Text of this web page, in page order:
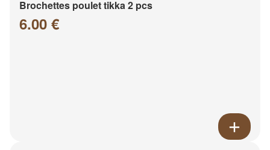
Brochettes poulet tikka 2 pcs
6.00 €